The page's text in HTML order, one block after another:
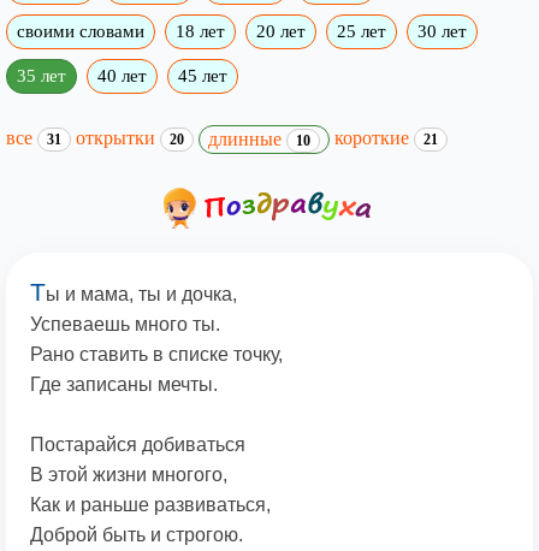
своими словами 18 лет 20 лет 25 лет 30 лет
35 лет 40 лет 45 лет
все 31 открытки 20 длинные 10 короткие 21
Ты и мама, ты и дочка,
Успеваешь много ты.
Рано ставить в списке точку,
Где записаны мечты.
Постарайся добиваться
В этой жизни многого,
Как и раньше развиваться,
Доброй быть и строгою.